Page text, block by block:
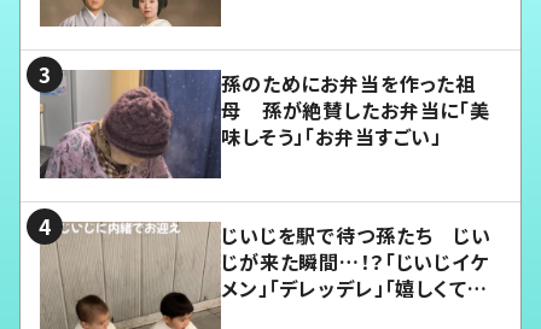
孫のためにお弁当を作った祖
母 孫が絶賛したお弁当に「美
味しそう」「お弁当すごい」
じいじを駅で待つ孫たち じい
じが来た瞬間…！？「じいじイケ
メン」「デレッデレ」「嬉しくて可